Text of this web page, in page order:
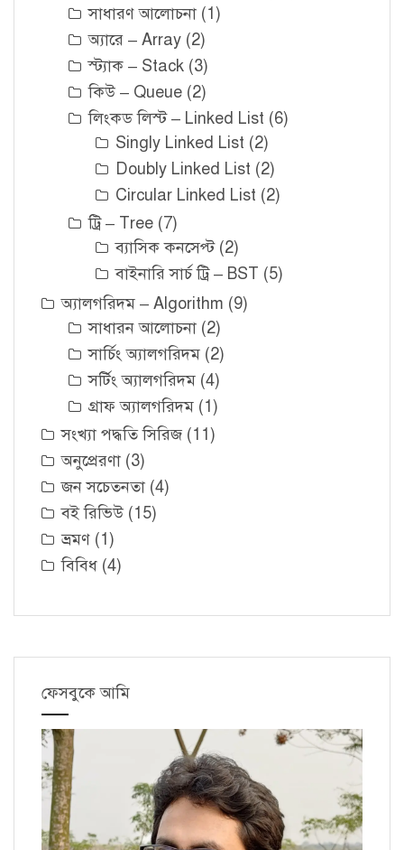
সাধারণ আলোচনা (1)
অ্যারে – Array (2)
স্ট্যাক – Stack (3)
কিউ – Queue (2)
লিংকড লিস্ট – Linked List (6)
Singly Linked List (2)
Doubly Linked List (2)
Circular Linked List (2)
ট্রি – Tree (7)
ব্যাসিক কনসেপ্ট(2)
বাইনারি সার্চ ট্রি – BST (5)
অ্যালগরিদম – Algorithm (9)
সাধারন আলোচনা (2)
সার্চিং অ্যালগরিদম (2)
সর্টিং অ্যালগরিদম (4)
গ্রাফ অ্যালগরিদম (1)
সংখ্যা পদ্ধতি সিরিজ (11)
অনুপ্রেরণা (3)
জন সচেতনতা (4)
বই রিভিউ (15)
ভ্রমণ (1)
বিবিধ (4)
ফেসবুকে আমি